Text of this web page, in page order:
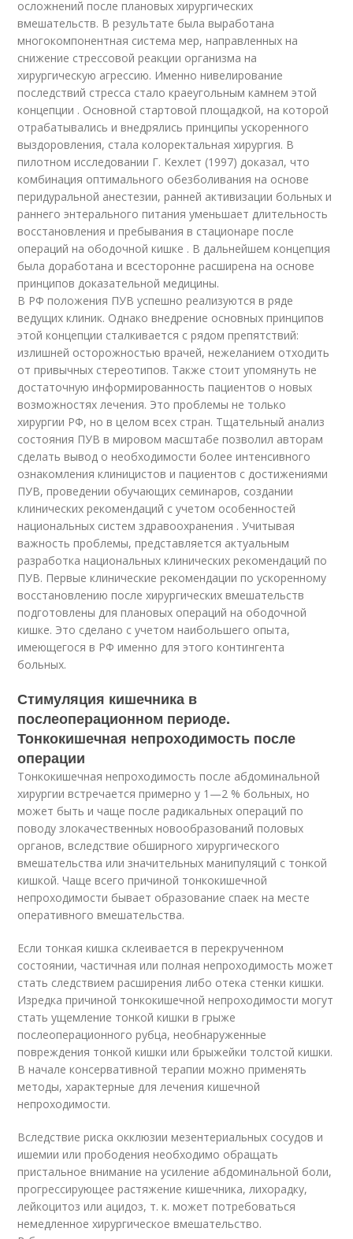
осложнений после плановых хирургических
вмешательств. В результате была выработана
многокомпонентная система мер, направленных на
снижение стрессовой реакции организма на
хирургическую агрессию. Именно нивелирование
последствий стресса стало краеугольным камнем этой
концепции . Основной стартовой площадкой, на которой
отрабатывались и внедрялись принципы ускоренного
выздоровления, стала колоректальная хирургия. В
пилотном исследовании Г. Кехлет (1997) доказал, что
комбинация оптимального обезболивания на основе
перидуральной анестезии, ранней активизации больных и
раннего энтерального питания уменьшает длительность
восстановления и пребывания в стационаре после
операций на ободочной кишке . В дальнейшем концепция
была доработана и всесторонне расширена на основе
принципов доказательной медицины.
В РФ положения ПУВ успешно реализуются в ряде
ведущих клиник. Однако внедрение основных принципов
этой концепции сталкивается с рядом препятствий:
излишней осторожностью врачей, нежеланием отходить
от привычных стереотипов. Также стоит упомянуть не
достаточную информированность пациентов о новых
возможностях лечения. Это проблемы не только
хирургии РФ, но в целом всех стран. Тщательный анализ
состояния ПУВ в мировом масштабе позволил авторам
сделать вывод о необходимости более интенсивного
ознакомления клиницистов и пациентов с достижениями
ПУВ, проведении обучающих семинаров, создании
клинических рекомендаций с учетом особенностей
национальных систем здравоохранения . Учитывая
важность проблемы, представляется актуальным
разработка национальных клинических рекомендаций по
ПУВ. Первые клинические рекомендации по ускоренному
восстановлению после хирургических вмешательств
подготовлены для плановых операций на ободочной
кишке. Это сделано с учетом наибольшего опыта,
имеющегося в РФ именно для этого контингента
больных.
Стимуляция кишечника в
послеоперационном периоде.
Тонкокишечная непроходимость после
операции
Тонкокишечная непроходимость после абдоминальной
хирургии встречается примерно у 1—2 % больных, но
может быть и чаще после радикальных операций по
поводу злокачественных новообразований половых
органов, вследствие обширного хирургического
вмешательства или значительных манипуляций с тонкой
кишкой. Чаще всего причиной тонкокишечной
непроходимости бывает образование спаек на месте
оперативного вмешательства.
Если тонкая кишка склеивается в перекрученном
состоянии, частичная или полная непроходимость может
стать следствием расширения либо отека стенки кишки.
Изредка причиной тонкокишечной непроходимости могут
стать ущемление тонкой кишки в грыже
послеоперационного рубца, необнаруженные
повреждения тонкой кишки или брыжейки толстой кишки.
В начале консервативной терапии можно применять
методы, характерные для лечения кишечной
непроходимости.
Вследствие риска окклюзии мезентериальных сосудов и
ишемии или прободения необходимо обращать
пристальное внимание на усиление абдоминальной боли,
прогрессирующее растяжение кишечника, лихорадку,
лейкоцитоз или ацидоз, т. к. может потребоваться
немедленное хирургическое вмешательство.